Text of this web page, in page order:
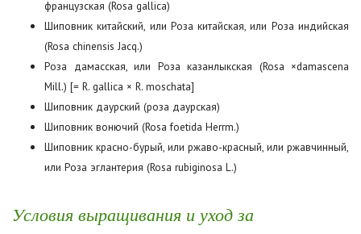
французская (Rosa gallica)
Шиповник китайский, или Роза китайская, или Роза индийская
(Rosa chinensis Jacq.)
Роза дамасская, или Роза казанлыкская (Rosa ×damascena
Mill.) [= R. gallica × R. moschata]
Шиповник даурский (роза даурская)
Шиповник вонючий (Rosa foetida Herrm.)
Шиповник красно-бурый, или ржаво-красный, или ржавчинный,
или Роза эглантерия (Rosa rubiginosa L.)
Условия выращивания и уход за